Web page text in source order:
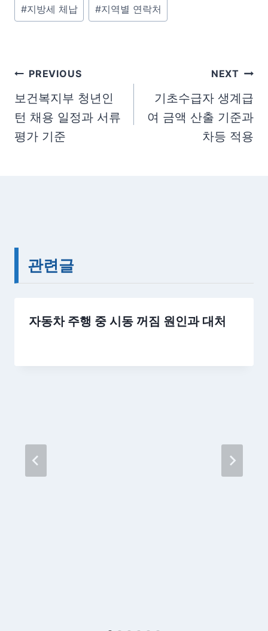
a
s
:
#지방세 체납 #지역별 연락처
글
탐
색
PREVIOUS
보건복지부 청년인
턴 채용 일정과 서류
평가 기준
NEXT
기초수급자 생계급
여 금액 산출 기준과
차등 적용
관련글
자동차 주행 중 시동 꺼짐 원인과 대처